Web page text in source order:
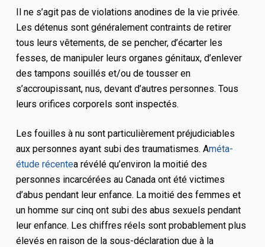
Il ne s’agit pas de violations anodines de la vie privée.
Les détenus sont généralement contraints de retirer
tous leurs vêtements, de se pencher, d’écarter les
fesses, de manipuler leurs organes génitaux, d’enlever
des tampons souillés et/ou de tousser en
s’accroupissant, nus, devant d’autres personnes. Tous
leurs orifices corporels sont inspectés.
Les fouilles à nu sont particulièrement préjudiciables
aux personnes ayant subi des traumatismes. Améta-
étude récentea révélé qu’environ la moitié des
personnes incarcérées au Canada ont été victimes
d’abus pendant leur enfance. La moitié des femmes et
un homme sur cinq ont subi des abus sexuels pendant
leur enfance. Les chiffres réels sont probablement plus
élevés en raison de la sous-déclaration due à la